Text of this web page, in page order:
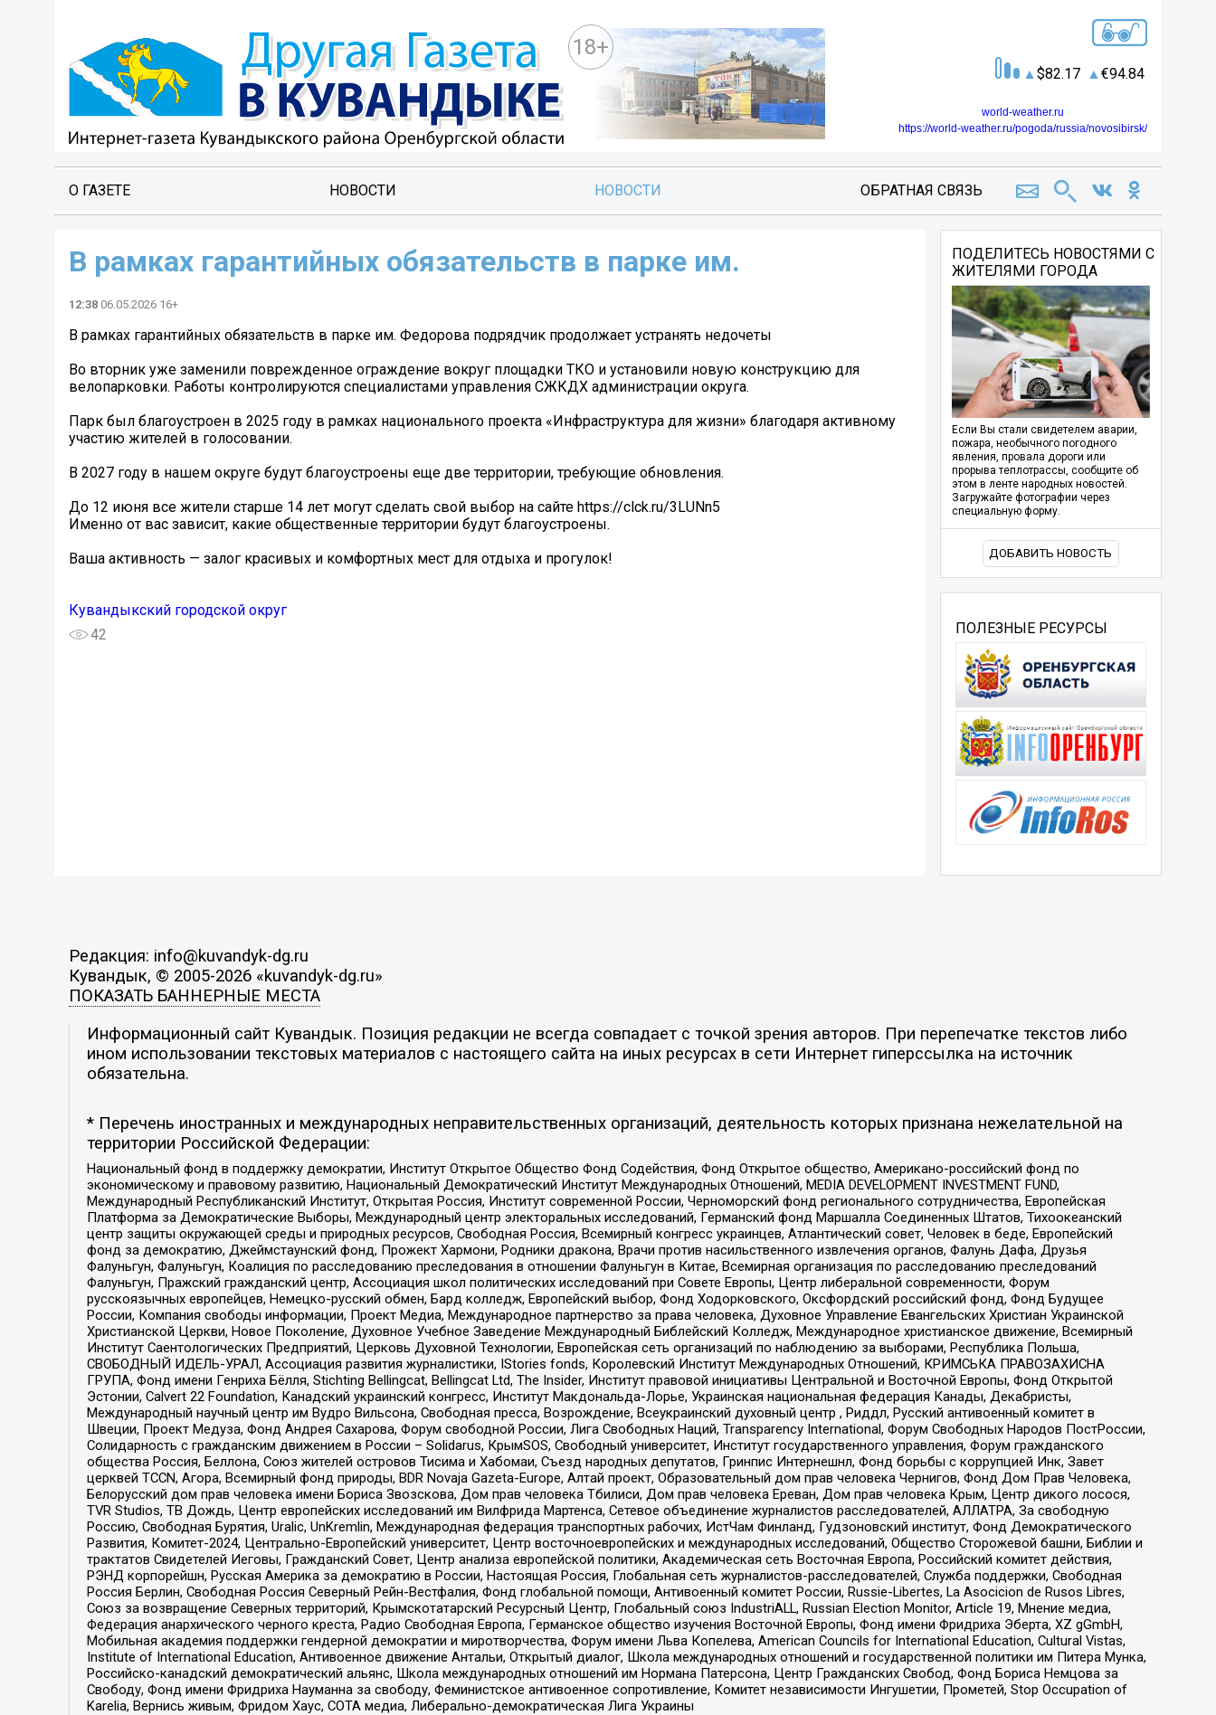
18+
82.17 94.84
world-weather.ru
https://world-weather.ru/pogoda/russia/novosibirsk/
О ГАЗЕТЕ НОВОСТИ НОВОСТИ ОБРАТНАЯ СВЯЗЬ
В рамках гарантийных обязательств в парке им.
12:38 06.05.2026 16+
В рамках гарантийных обязательств в парке им. Федорова подрядчик продолжает устранять недочеты
Во вторник уже заменили поврежденное ограждение вокруг площадки ТКО и установили новую конструкцию для
велопарковки. Работы контролируются специалистами управления СЖКДХ администрации округа.
Парк был благоустроен в 2025 году в рамках национального проекта «Инфраструктура для жизни» благодаря активному
участию жителей в голосовании.
В 2027 году в нашем округе будут благоустроены еще две территории, требующие обновления.
До 12 июня все жители старше 14 лет могут сделать свой выбор на сайте https://clck.ru/3LUNn5
Именно от вас зависит, какие общественные территории будут благоустроены.
Ваша активность — залог красивых и комфортных мест для отдыха и прогулок!
Кувандыкский городской округ
42
ПОДЕЛИТЕСЬ НОВОСТЯМИ С
ЖИТЕЛЯМИ ГОРОДА
Если Вы стали свидетелем аварии,
пожара, необычного погодного
явления, провала дороги или
прорыва теплотрассы, сообщите об
этом в ленте народных новостей.
Загружайте фотографии через
специальную форму.
ДОБАВИТЬ НОВОСТЬ
ПОЛЕЗНЫЕ РЕСУРСЫ
Редакция: info@kuvandyk-dg.ru
Кувандык, © 2005-2026 «kuvandyk-dg.ru»
ПОКАЗАТЬ БАННЕРНЫЕ МЕСТА
Информационный сайт Кувандык. Позиция редакции не всегда совпадает с точкой зрения авторов. При перепечатке текстов либо
ином использовании текстовых материалов с настоящего сайта на иных ресурсах в сети Интернет гиперссылка на источник
обязательна.
* Перечень иностранных и международных неправительственных организаций, деятельность которых признана нежелательной на
территории Российской Федерации:
Национальный фонд в поддержку демократии, Институт Открытое Общество Фонд Содействия, Фонд Открытое общество, Американо-российский фонд по
экономическому и правовому развитию, Национальный Демократический Институт Международных Отношений, MEDIA DEVELOPMENT INVESTMENT FUND,
Международный Республиканский Институт, Открытая Россия, Институт современной России, Черноморский фонд регионального сотрудничества, Европейская
Платформа за Демократические Выборы, Международный центр электоральных исследований, Германский фонд Маршалла Соединенных Штатов, Тихоокеанский
центр защиты окружающей среды и природных ресурсов, Свободная Россия, Всемирный конгресс украинцев, Атлантический совет, Человек в беде, Европейский
фонд за демократию, Джеймстаунский фонд, Прожект Хармони, Родники дракона, Врачи против насильственного извлечения органов, Фалунь Дафа, Друзья
Фалуньгун, Фалуньгун, Коалиция по расследованию преследования в отношении Фалуньгун в Китае, Всемирная организация по расследованию преследований
Фалуньгун, Пражский гражданский центр, Ассоциация школ политических исследований при Совете Европы, Центр либеральной современности, Форум
русскоязычных европейцев, Немецко-русский обмен, Бард колледж, Европейский выбор, Фонд Ходорковского, Оксфордский российский фонд, Фонд Будущее
России, Компания свободы информации, Проект Медиа, Международное партнерство за права человека, Духовное Управление Евангельских Христиан Украинской
Христианской Церкви, Новое Поколение, Духовное Учебное Заведение Международный Библейский Колледж, Международное христианское движение, Всемирный
Институт Саентологических Предприятий, Церковь Духовной Технологии, Европейская сеть организаций по наблюдению за выборами, Республика Польша,
СВОБОДНЫЙ ИДЕЛЬ-УРАЛ, Ассоциация развития журналистики, IStories fonds, Королевский Институт Международных Отношений, КРИМСЬКА ПРАВОЗАХИСНА
ГРУПА, Фонд имени Генриха Бёлля, Stichting Bellingcat, Bellingcat Ltd, The Insider, Институт правовой инициативы Центральной и Восточной Европы, Фонд Открытой
Эстонии, Calvert 22 Foundation, Канадский украинский конгресс, Институт Макдональда-Лорье, Украинская национальная федерация Канады, Декабристы,
Международный научный центр им Вудро Вильсона, Свободная пресса, Возрождение, Всеукраинский духовный центр , Риддл, Русский антивоенный комитет в
Швеции, Проект Медуза, Фонд Андрея Сахарова, Форум свободной России, Лига Свободных Наций, Transparеncy International, Форум Свободных Народов ПостРоссии,
Солидарность с гражданским движением в России – Solidarus, КрымSOS, Свободный университет, Институт государственного управления, Форум гражданского
общества Россия, Беллона, Союз жителей островов Тисима и Хабомаи, Съезд народных депутатов, Гринпис Интернешнл, Фонд борьбы с коррупцией Инк, Завет
церквей TCCN, Агора, Всемирный фонд природы, BDR Novaja Gazeta-Europe, Алтай проект, Образовательный дом прав человека Чернигов, Фонд Дом Прав Человека,
Белорусский дом прав человека имени Бориса Звозскова, Дом прав человека Тбилиси, Дом прав человека Ереван, Дом прав человека Крым, Центр дикого лосося,
TVR Studios, ТВ Дождь, Центр европейских исследований им Вилфрида Мартенса, Сетевое объединение журналистов расследователей, АЛЛАТРА, За свободную
Россию, Свободная Бурятия, Uralic, UnKremlin, Международная федерация транспортных рабочих, ИстЧам Финланд, Гудзоновский институт, Фонд Демократического
Развития, Комитет-2024, Центрально-Европейский университет, Центр восточноевропейских и международных исследований, Общество Сторожевой башни, Библии и
трактатов Свидетелей Иеговы, Гражданский Совет, Центр анализа европейской политики, Академическая сеть Восточная Европа, Российский комитет действия,
РЭНД корпорейшн, Русская Америка за демократию в России, Настоящая Россия, Глобальная сеть журналистов-расследователей, Служба поддержки, Свободная
Россия Берлин, Свободная Россия Северный Рейн-Вестфалия, Фонд глобальной помощи, Антивоенный комитет России, Russie-Libertes, La Asocicion de Rusos Libres,
Союз за возвращение Северных территорий, Крымскотатарский Ресурсный Центр, Глобальный союз IndustriALL, Russian Election Monitor, Article 19, Мнение медиа,
Федерация анархического черного креста, Радио Свободная Европа, Германское общество изучения Восточной Европы, Фонд имени Фридриха Эберта, XZ gGmbH,
Мобильная академия поддержки гендерной демократии и миротворчества, Форум имени Льва Копелева, American Councils for International Education, Cultural Vistas,
Institute of International Education, Антивоенное движение Антальи, Открытый диалог, Школа международных отношений и государственной политики им Питера Мунка,
Российско-канадский демократический альянс, Школа международных отношений им Нормана Патерсона, Центр Гражданских Свобод, Фонд Бориса Немцова за
Свободу, Фонд имени Фридриха Науманна за свободу, Феминистское антивоенное сопротивление, Комитет независимости Ингушетии, Прометей, Stop Occupation of
Karelia, Вернись живым, Фридом Хаус, СОТА медиа, Либерально-демократическая Лига Украины